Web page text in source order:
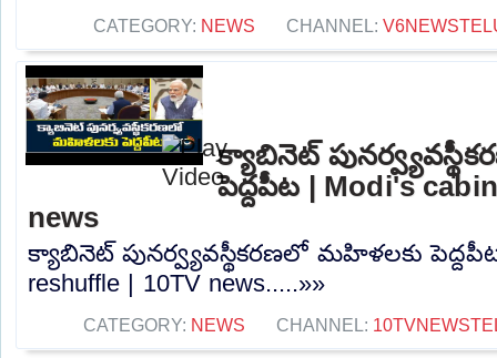
CATEGORY: NEWS CHANNEL:
క్యాబినెట్
పెద్దపీట | Modi's
news
క్యాబినెట్ పునర్వ్యవస్థీకరణలో మహిళలకు పెద్దపీట
reshuffle | 10TV news.....»»
CATEGORY: NEWS CHANNEL: